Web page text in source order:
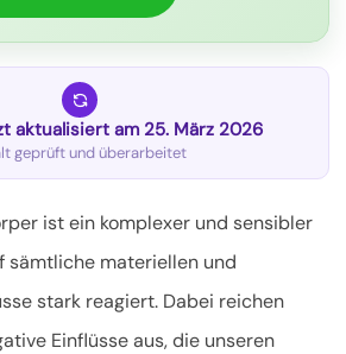
aktualisiert am 25. März 2026
geprüft und überarbeitet
ist ein komplexer und sensibler
sämtliche materiellen und
stark reagiert. Dabei reichen
Einflüsse aus, die unseren